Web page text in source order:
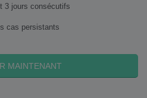
3 jours consécutifs
cas persistants
MAINTENANT